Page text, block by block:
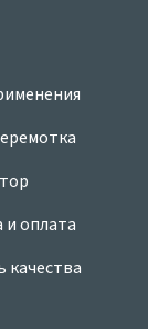
и оплата
качества